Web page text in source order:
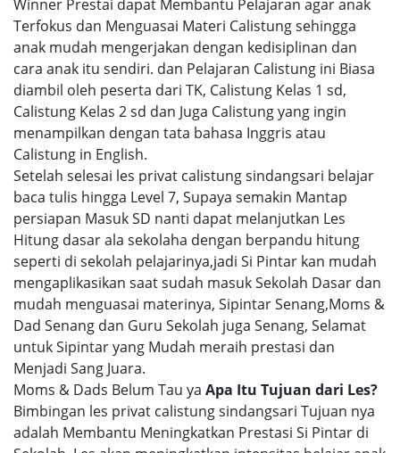
Winner Prestai dapat Membantu Pelajaran agar anak
Terfokus dan Menguasai Materi Calistung sehingga
anak mudah mengerjakan dengan kedisiplinan dan
cara anak itu sendiri. dan Pelajaran Calistung ini Biasa
diambil oleh peserta dari TK, Calistung Kelas 1 sd,
Calistung Kelas 2 sd dan Juga Calistung yang ingin
menampilkan dengan tata bahasa Inggris atau
Calistung in English.
Setelah selesai les privat calistung sindangsari belajar
baca tulis hingga Level 7, Supaya semakin Mantap
persiapan Masuk SD nanti dapat melanjutkan Les
Hitung dasar ala sekolaha dengan berpandu hitung
seperti di sekolah pelajarinya,jadi Si Pintar kan mudah
mengaplikasikan saat sudah masuk Sekolah Dasar dan
mudah menguasai materinya, Sipintar Senang,Moms &
Dad Senang dan Guru Sekolah juga Senang, Selamat
untuk Sipintar yang Mudah meraih prestasi dan
Menjadi Sang Juara.
Moms & Dads Belum Tau ya Apa Itu Tujuan dari Les?
Bimbingan les privat calistung sindangsari Tujuan nya
adalah Membantu Meningkatkan Prestasi Si Pintar di